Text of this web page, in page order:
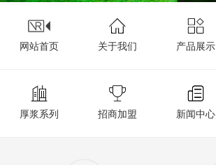
网站首页 关于我们 产品展示
厚浆系列 招商加盟 新闻中心